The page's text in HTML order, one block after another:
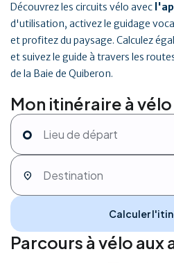
Découvrez les circuits vélo avec
d'utilisation, activez le guidage
et profitez du paysage. Calculez
et suivez le guide à travers les
de la Baie de Quiberon.
Mon itinéraire à vélo
Calculer
Parcours à vélo aux